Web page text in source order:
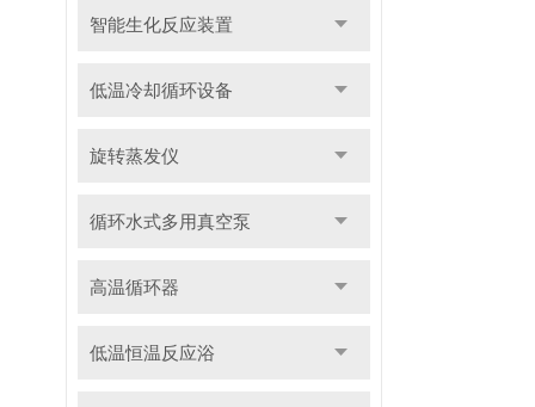
智能生化反应装置
低温冷却循环设备
旋转蒸发仪
循环水式多用真空泵
高温循环器
低温恒温反应浴